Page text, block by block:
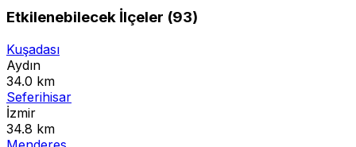
Etkilenebilecek İlçeler (93)
Kuşadası
Aydın
34.0 km
Seferihisar
İzmir
34.8 km